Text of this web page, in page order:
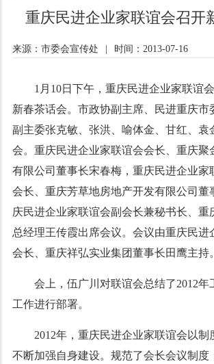
重庆民进企业家联谊会召开
来源：市委会宣传处 时间：2013-07-16
1月 10日下午，重庆民进企业家联谊
新春茶话会。市政协副主席、民进重庆市
副主委张克敏、张洪、喻体金、甘红、袁
会。重庆民进企业家联谊会会长、重庆聚
有限公司董事长宋春梅，重庆民进企业家
会长、重庆芳草地房地产开发有限公司董
庆民进企业家联谊会副会长兼秘书长、重
总经理王传霞出席会议。会议由重庆民进
会长、重庆祥弘实业集团董事长田鹰主持。
会上，伍广川对联谊会总结了2012年
工作进行部署。
2012年，重庆民进企业家联谊会以制
不断加强自身建设。规范了会长会议制度